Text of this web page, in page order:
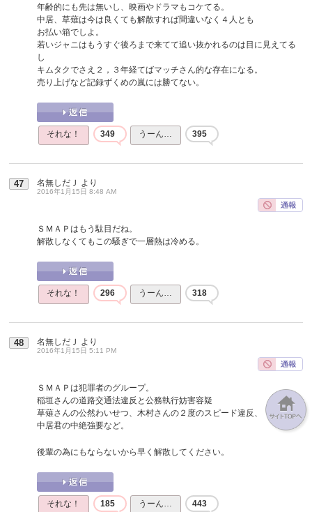
年齢的にも先は無いし、映画やドラマもコケてる。
中居、草薙は今は良くても解散すれば間違いなく４人とも
お払い箱でしよ。
若いジャニはもうすぐ後ろまで来てて追い抜かれるのは目に見えてる
し
キムタクでさえ２，３年経てばマッチさん的な存在になる。
売り上げなど記録ずくめの嵐には勝てない。
それな！ 349 うーん… 395
47 名無しだＪ より
2016年1月15日 8:48 AM
ＳＭＡＰはもう駄目だね。
解散しなくてもこの騒ぎで一層熱は冷める。
それな！ 296 うーん… 318
48 名無しだＪ より
2016年1月15日 5:11 PM
ＳＭＡＰは犯罪者のグループ。
稲垣さんの道路交通法違反と公務執行妨害容疑
草薙さんの公然わいせつ、木村さんの２度のスピード違反、
中居君の中絶強要など。
後輩の為にもならないから早く解散してください。
それな！ 185 うーん… 443